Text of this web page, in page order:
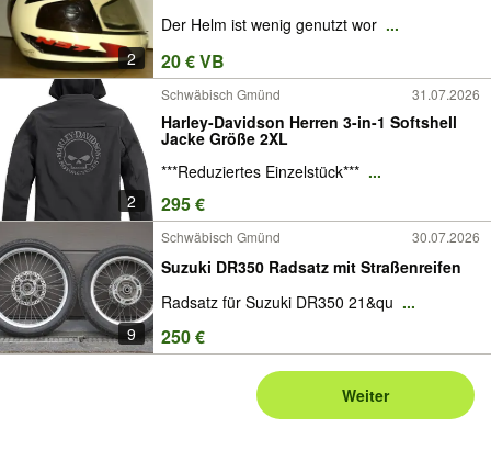
2
Der Helm ist wenig genutzt wor ...
20 € VB
2
Schwäbisch Gmünd 31.07.2026
Harley-Davidson Herren 3-in-1 Softshell
Jacke Größe 2XL
***Reduziertes Einzelstück*** ...
295 €
9
Schwäbisch Gmünd 30.07.2026
Suzuki DR350 Radsatz mit Straßenreifen
Radsatz für Suzuki DR350 21&qu ...
250 €
Weiter